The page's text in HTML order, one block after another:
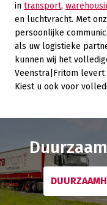
in transport,
en luchtvracht. Met
persoonlijke
als uw logistieke
kunnen wij het
Veenstra|Fritom levert
Kiest u ook voor